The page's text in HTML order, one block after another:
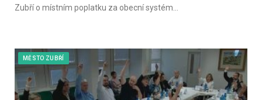
Zubří o místním poplatku za obecní systém…
MĚSTO ZUBŘÍ